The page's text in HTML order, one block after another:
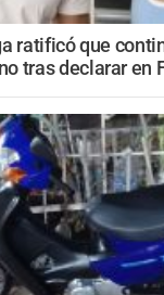
ratificó que
tras declarar en